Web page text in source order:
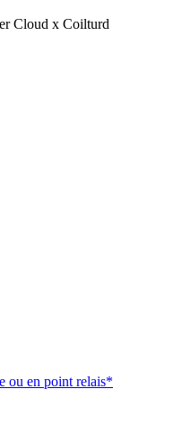
ou en point relais*